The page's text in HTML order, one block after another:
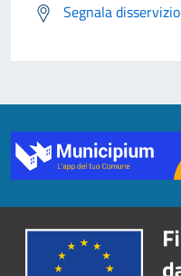
Segnala disservizio